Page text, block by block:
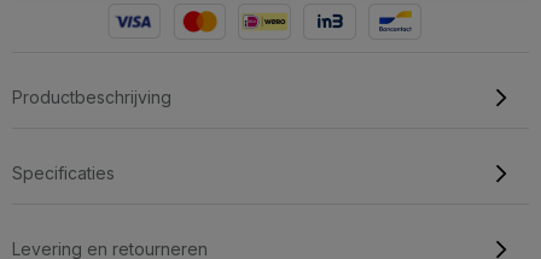
Productbeschrijving
Specificaties
Levering en retourneren